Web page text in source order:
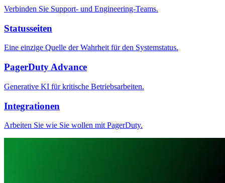
Verbinden Sie Support- und Engineering-Teams.
Statusseiten
Eine einzige Quelle der Wahrheit für den Systemstatus.
PagerDuty Advance
Generative KI für kritische Betriebsarbeiten.
Integrationen
Arbeiten Sie wie Sie wollen mit PagerDuty.